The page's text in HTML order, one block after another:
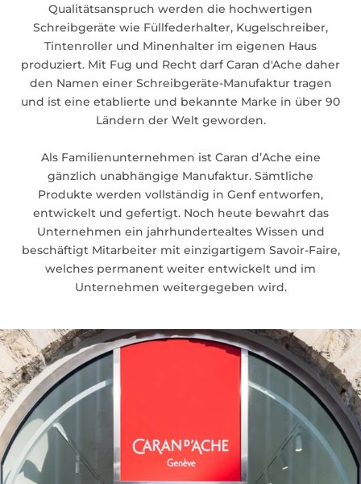
Qualitätsanspruch werden die hochwertigen
Schreibgeräte wie Füllfederhalter, Kugelschreiber,
Tintenroller und Minenhalter im eigenen Haus
produziert. Mit Fug und Recht darf Caran d'Ache daher
den Namen einer Schreibgeräte-Manufaktur tragen
und ist eine etablierte und bekannte Marke in über 90
Ländern der Welt geworden.
Als Familienunternehmen ist Caran d’Ache eine
gänzlich unabhängige Manufaktur. Sämtliche
Produkte werden vollständig in Genf entworfen,
entwickelt und gefertigt. Noch heute bewahrt das
Unternehmen ein jahrhundertealtes Wissen und
beschäftigt Mitarbeiter mit einzigartigem Savoir-Faire,
welches permanent weiter entwickelt und im
Unternehmen weitergegeben wird.